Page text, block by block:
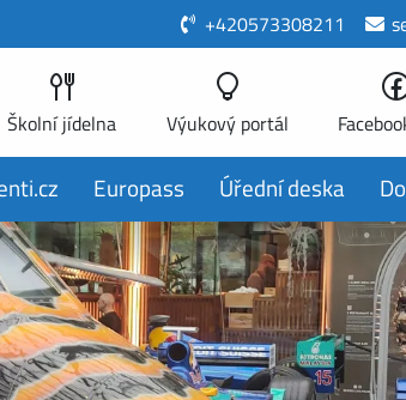
+420573308211
Školní jídelna Výukový portál
Europass Úřední deska